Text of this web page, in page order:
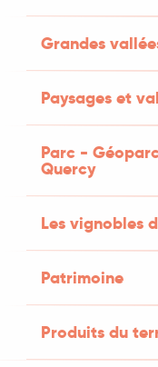
Grandes
Paysages et
Parc -
Quercy
Les vignobles
Patrimoine
Produits du
Ils sont
de Grande
sont ouverts de
minimum de 6
proposent des
nature, bien-
qui nous parle